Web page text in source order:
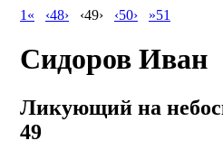
1« ‹48› ‹49› ‹50› »51
Сидоров Иван
Ликующий на
49